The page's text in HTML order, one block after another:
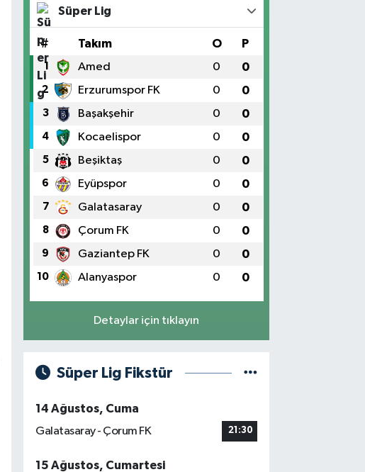
Süper Lig
# Takım O P
1 Amed 0 0
2 Erzurumspor FK 0 0
3 Başakşehir 0 0
4 Kocaelispor 0 0
5 Beşiktaş 0 0
6 Eyüpspor 0 0
7 Galatasaray 0 0
8 Çorum FK 0 0
9 Gaziantep FK 0 0
10 Alanyaspor 0 0
Detaylar için tıklayın
Süper Lig Fikstür
14 Ağustos, Cuma
Galatasaray - Çorum FK
21:30
15 Ağustos, Cumartesi